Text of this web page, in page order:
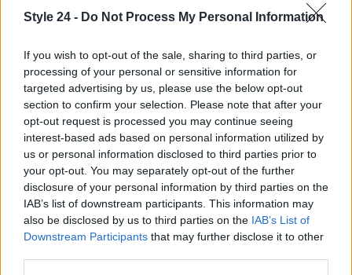
Style 24 - Do Not Process My Personal Information
If you wish to opt-out of the sale, sharing to third parties, or
processing of your personal or sensitive information for
targeted advertising by us, please use the below opt-out
section to confirm your selection. Please note that after your
opt-out request is processed you may continue seeing
interest-based ads based on personal information utilized by
us or personal information disclosed to third parties prior to
your opt-out. You may separately opt-out of the further
disclosure of your personal information by third parties on the
IAB’s list of downstream participants. This information may
also be disclosed by us to third parties on the IAB’s List of
Downstream Participants that may further disclose it to other
Continua a leggere
LIFESTYLE